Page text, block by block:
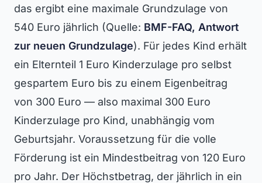
das ergibt eine maximale Grundzulage von
540 Euro jährlich (Quelle: BMF-FAQ, Antwort
zur neuen Grundzulage). Für jedes Kind erhält
ein Elternteil 1 Euro Kinderzulage pro selbst
gespartem Euro bis zu einem Eigenbeitrag
von 300 Euro — also maximal 300 Euro
Kinderzulage pro Kind, unabhängig vom
Geburtsjahr. Voraussetzung für die volle
Förderung ist ein Mindestbeitrag von 120 Euro
pro Jahr. Der Höchstbetrag, der jährlich in ein